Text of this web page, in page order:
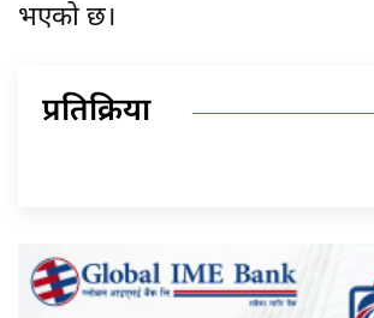
भएको छ।
प्रतिक्रिया